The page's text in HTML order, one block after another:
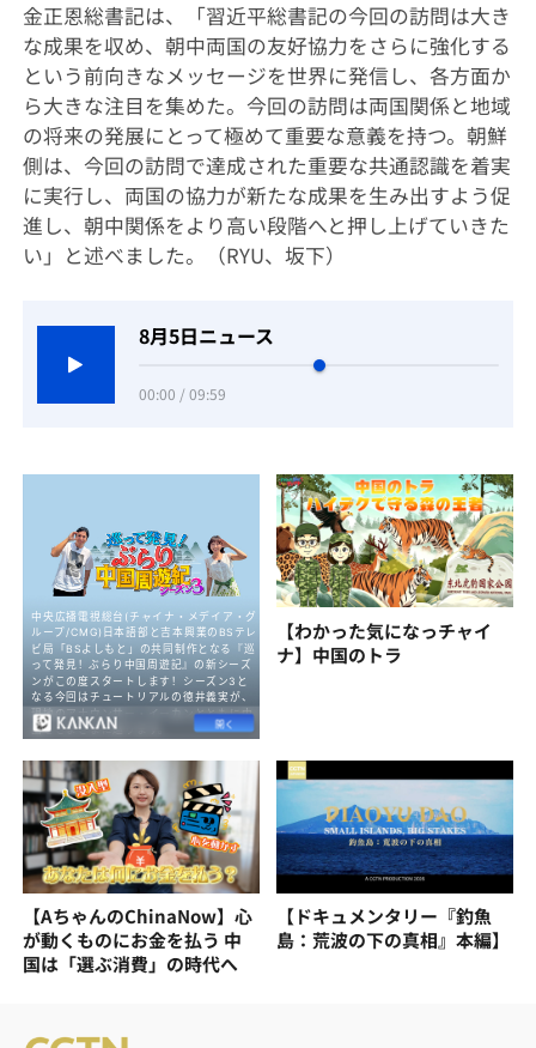
金正恩総書記は、「習近平総書記の今回の訪問は大き
な成果を収め、朝中両国の友好協力をさらに強化する
という前向きなメッセージを世界に発信し、各方面か
ら大きな注目を集めた。今回の訪問は両国関係と地域
の将来の発展にとって極めて重要な意義を持つ。朝鮮
側は、今回の訪問で達成された重要な共通認識を着実
に実行し、両国の協力が新たな成果を生み出すよう促
進し、朝中関係をより高い段階へと押し上げていきた
い」と述べました。（RYU、坂下）
8月5日ニュース
00:00 / 09:59
【わかった気になっチャイ
ナ】中国のトラ
【AちゃんのChinaNow】心
が動くものにお金を払う 中
国は「選ぶ消費」の時代へ
【ドキュメンタリー『釣魚
島：荒波の下の真相』本編】